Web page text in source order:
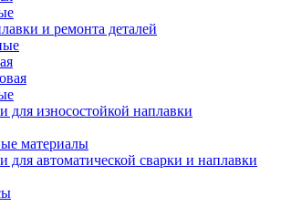
и ремонта деталей
износостойкой наплавки
материалы
автоматической сварки и наплавки